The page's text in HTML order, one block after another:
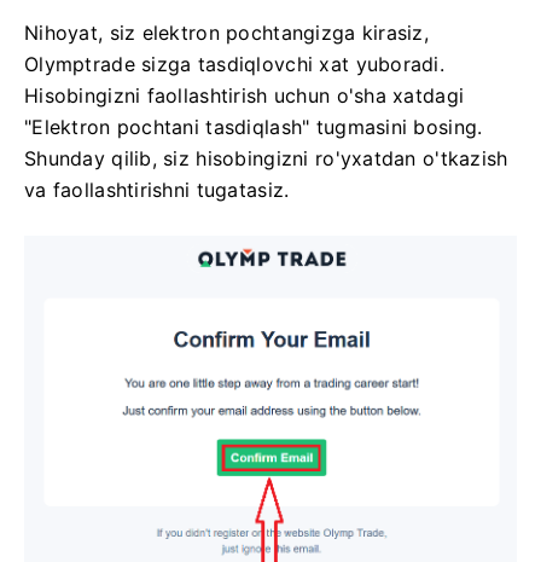
Nihoyat, siz elektron pochtangizga kirasiz,
Olymptrade sizga tasdiqlovchi xat yuboradi.
Hisobingizni faollashtirish uchun o'sha xatdagi
"Elektron pochtani tasdiqlash" tugmasini bosing.
Shunday qilib, siz hisobingizni ro'yxatdan o'tkazish
va faollashtirishni tugatasiz.